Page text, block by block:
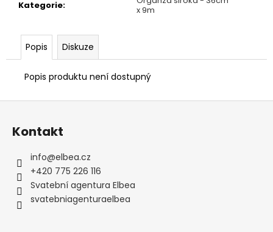
Kategorie:
x 9m
Popis Diskuze
Popis produktu není dostupný
Z
Kontakt
info@elbea.cz
+420 775 226 116
Svatební agentura Elbea
svatebniagenturaelbea